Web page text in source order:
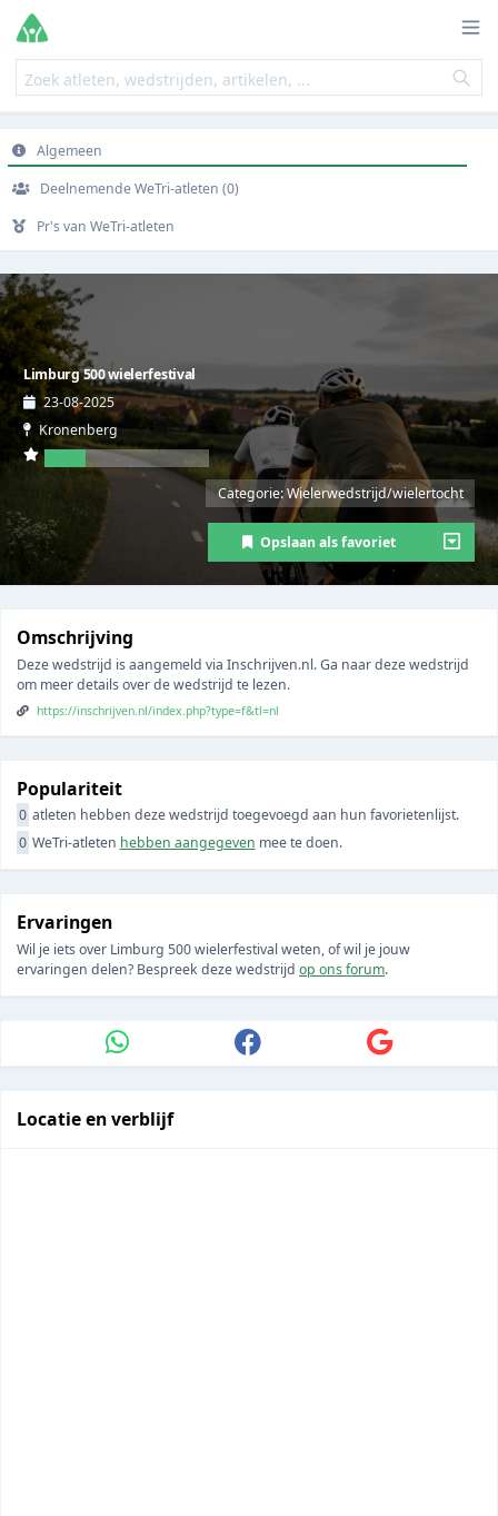
Algemeen
Deelnemende WeTri-atleten (0)
Pr's van WeTri-atleten
Limburg 500 wielerfestival
23-08-2025
Kronenberg
Categorie: Wielerwedstrijd/wielertocht
Opslaan als favoriet
Omschrijving
Deze wedstrijd is aangemeld via Inschrijven.nl. Ga naar deze wedstrijd
om meer details over de wedstrijd te lezen.
https://inschrijven.nl/index.php?type=f&tl=nl
Populariteit
0 atleten hebben deze wedstrijd toegevoegd aan hun favorietenlijst.
0 WeTri-atleten hebben aangegeven mee te doen.
Ervaringen
Wil je iets over Limburg 500 wielerfestival weten, of wil je jouw
ervaringen delen? Bespreek deze wedstrijd op ons forum.
Locatie en verblijf